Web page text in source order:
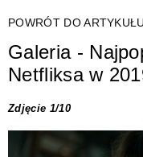
POWRÓT DO ARTYKUŁU
Galeria -
Netfliksa w
Zdjęcie 1/10